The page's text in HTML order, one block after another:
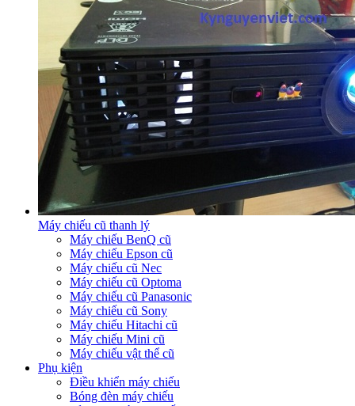
Máy chiếu cũ thanh lý
Máy chiếu BenQ cũ
Máy chiếu Epson cũ
Máy chiếu cũ Nec
Máy chiếu cũ Optoma
Máy chiếu cũ Panasonic
Máy chiếu cũ Sony
Máy chiếu Hitachi cũ
Máy chiếu Mini cũ
Máy chiếu vật thể cũ
Phụ kiện
Điều khiển máy chiếu
Bóng đèn máy chiếu